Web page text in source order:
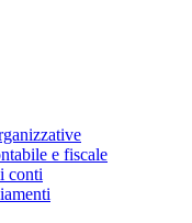
e fiscale
conti